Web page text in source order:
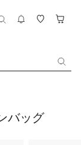
バッグ